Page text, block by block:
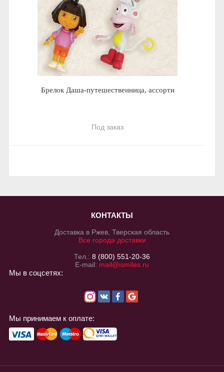
Брелок Даша-путешественница, ассорти
Под заказ
КОНТАКТЫ
Доставка в Ржев, Тверская область
Все города доставки
Тел.: 8 (800) 551-20-36
E-mail: mail@ismiles.ru
Мы в соцсетях:
Мы принимаем к оплате: